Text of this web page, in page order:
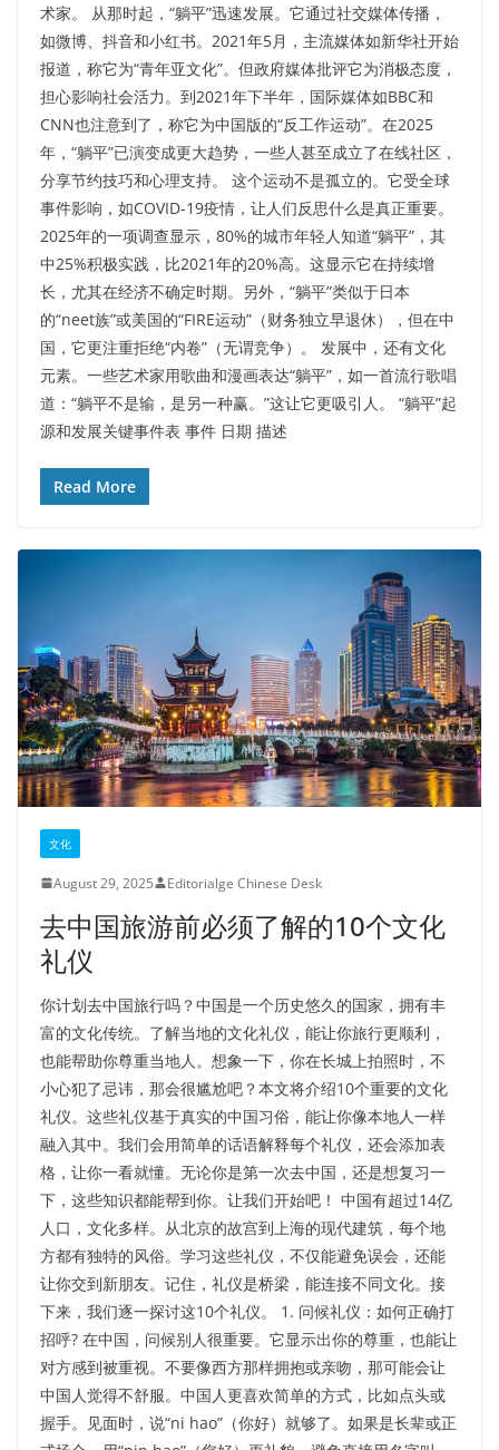
术家。 从那时起，“躺平”迅速发展。它通过社交媒体传播，
如微博、抖音和小红书。2021年5月，主流媒体如新华社开始
报道，称它为“青年亚文化”。但政府媒体批评它为消极态度，
担心影响社会活力。到2021年下半年，国际媒体如BBC和
CNN也注意到了，称它为中国版的“反工作运动”。在2025
年，“躺平”已演变成更大趋势，一些人甚至成立了在线社区，
分享节约技巧和心理支持。 这个运动不是孤立的。它受全球
事件影响，如COVID-19疫情，让人们反思什么是真正重要。
2025年的一项调查显示，80%的城市年轻人知道“躺平”，其
中25%积极实践，比2021年的20%高。这显示它在持续增
长，尤其在经济不确定时期。另外，“躺平”类似于日本
的“neet族”或美国的“FIRE运动”（财务独立早退休），但在中
国，它更注重拒绝“内卷”（无谓竞争）。 发展中，还有文化
元素。一些艺术家用歌曲和漫画表达“躺平”，如一首流行歌唱
道：“躺平不是输，是另一种赢。”这让它更吸引人。 “躺平”起
源和发展关键事件表 事件 日期 描述
Read More
文化
August 29, 2025 Editorialge Chinese Desk
去中国旅游前必须了解的10个文化
礼仪
你计划去中国旅行吗？中国是一个历史悠久的国家，拥有丰
富的文化传统。了解当地的文化礼仪，能让你旅行更顺利，
也能帮助你尊重当地人。想象一下，你在长城上拍照时，不
小心犯了忌讳，那会很尴尬吧？本文将介绍10个重要的文化
礼仪。这些礼仪基于真实的中国习俗，能让你像本地人一样
融入其中。我们会用简单的话语解释每个礼仪，还会添加表
格，让你一看就懂。无论你是第一次去中国，还是想复习一
下，这些知识都能帮到你。让我们开始吧！ 中国有超过14亿
人口，文化多样。从北京的故宫到上海的现代建筑，每个地
方都有独特的风俗。学习这些礼仪，不仅能避免误会，还能
让你交到新朋友。记住，礼仪是桥梁，能连接不同文化。接
下来，我们逐一探讨这10个礼仪。 1. 问候礼仪：如何正确打
招呼? 在中国，问候别人很重要。它显示出你的尊重，也能让
对方感到被重视。不要像西方那样拥抱或亲吻，那可能会让
中国人觉得不舒服。中国人更喜欢简单的方式，比如点头或
握手。见面时，说“ni hao”（你好）就够了。如果是长辈或正